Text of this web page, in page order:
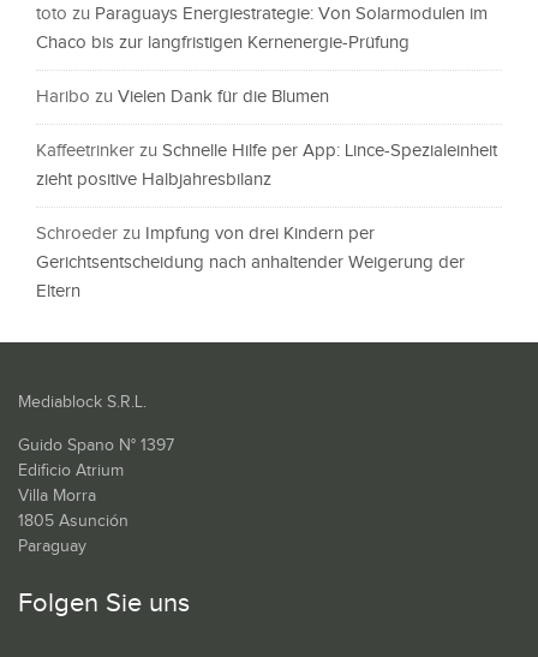
toto zu Paraguays Energiestrategie: Von Solarmodulen im
Chaco bis zur langfristigen Kernenergie-Prüfung
Haribo zu Vielen Dank für die Blumen
Kaffeetrinker zu Schnelle Hilfe per App: Lince-Spezialeinheit
zieht positive Halbjahresbilanz
Schroeder zu Impfung von drei Kindern per
Gerichtsentscheidung nach anhaltender Weigerung der
Eltern
Mediablock S.R.L.
Guido Spano N° 1397
Edificio Atrium
Villa Morra
1805 Asunción
Paraguay
Folgen Sie uns